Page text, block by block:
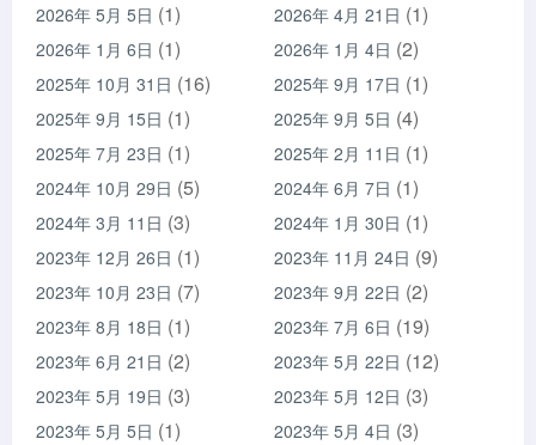
2026年 5月 5日 (1) 2026年 4月 21日 (1)
2026年 1月 6日 (1) 2026年 1月 4日 (2)
2025年 10月 31日 (16) 2025年 9月 17日 (1)
2025年 9月 15日 (1) 2025年 9月 5日 (4)
2025年 7月 23日 (1) 2025年 2月 11日 (1)
2024年 10月 29日 (5) 2024年 6月 7日 (1)
2024年 3月 11日 (3) 2024年 1月 30日 (1)
2023年 12月 26日 (1) 2023年 11月 24日 (9)
2023年 10月 23日 (7) 2023年 9月 22日 (2)
2023年 8月 18日 (1) 2023年 7月 6日 (19)
2023年 6月 21日 (2) 2023年 5月 22日 (12)
2023年 5月 19日 (3) 2023年 5月 12日 (3)
2023年 5月 5日 (1) 2023年 5月 4日 (3)